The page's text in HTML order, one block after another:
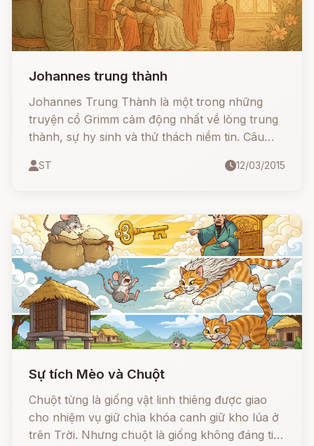
Johannes trung thành
Johannes Trung Thành là một trong những
truyện cổ Grimm cảm động nhất về lòng trung
thành, sự hy sinh và thử thách niềm tin. Câu
sàng chịu mọi đau khổ để bảo vệ hoàng tử và
ST 12/03/2015
Sự tích Mèo và Chuột
Chuột từng là giống vật linh thiêng được giao
cho nhiệm vụ giữ chìa khóa canh giữ kho lúa ở
trên Trời. Nhưng chuột là giống không đáng tin,